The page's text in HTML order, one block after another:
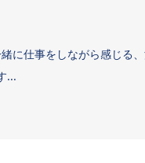
仕事をしながら感じる
...